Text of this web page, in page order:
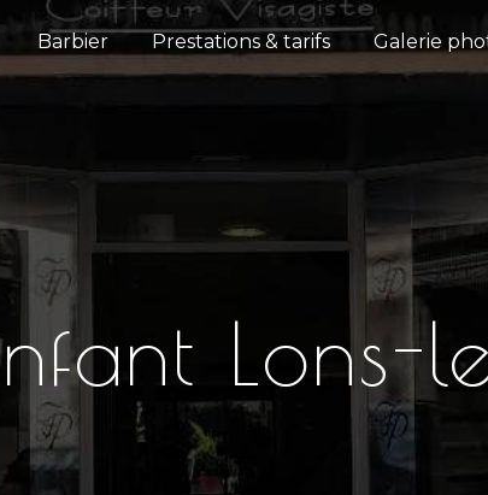
Barbier Prestations & tarifs Galerie
Lons-